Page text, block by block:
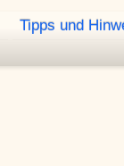
Tipps und